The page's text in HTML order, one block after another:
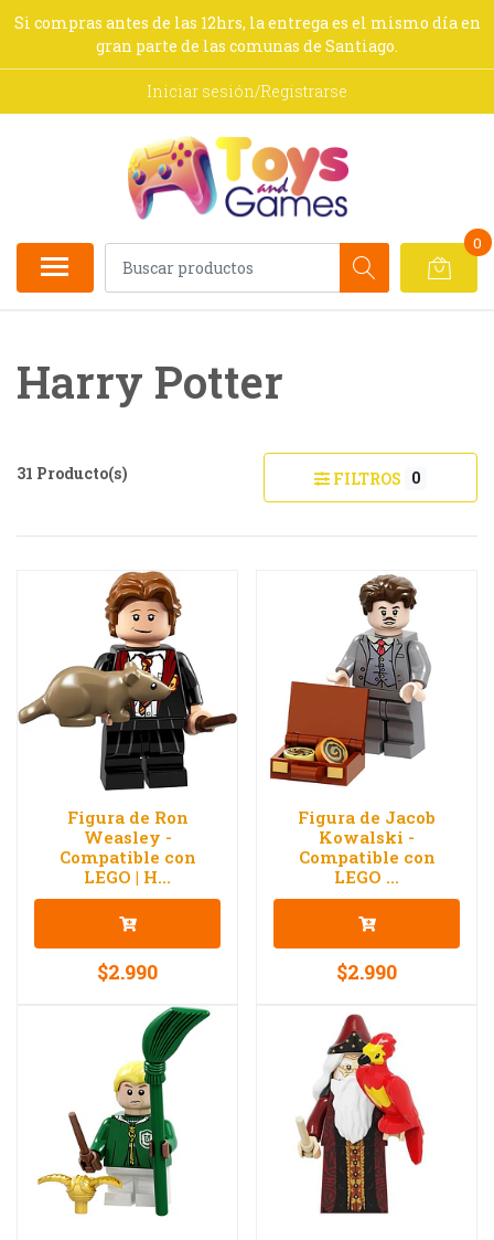
Si compras antes de las 12hrs, la entrega es el mismo día en
gran parte de las comunas de Santiago.
Iniciar sesión/Registrarse
0
Harry Potter
31 Producto(s) FILTROS 0
Figura de Ron
Weasley -
Compatible con
LEGO | H...
$2.990
Figura de Jacob
Kowalski -
Compatible con
LEGO ...
$2.990